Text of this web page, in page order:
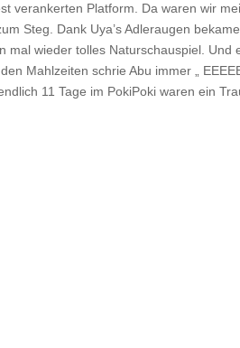
Platform. Da waren wir
Steg. Dank Uya’s Adleraugen
wieder tolles Naturschauspiel.
Mahlzeiten schrie Abu immer „
11 Tage im PokiPoki waren ein